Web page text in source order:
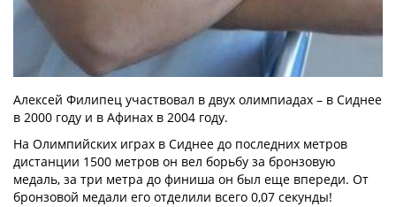
Алексей Филипец участвовал в двух олимпиадах – в Сиднее
в 2000 году и в Афинах в 2004 году.
На Олимпийских играх в Сиднее до последних метров
дистанции 1500 метров он вел борьбу за бронзовую
медаль, за три метра до финиша он был еще впереди. От
бронзовой медали его отделили всего 0,07 секунды!